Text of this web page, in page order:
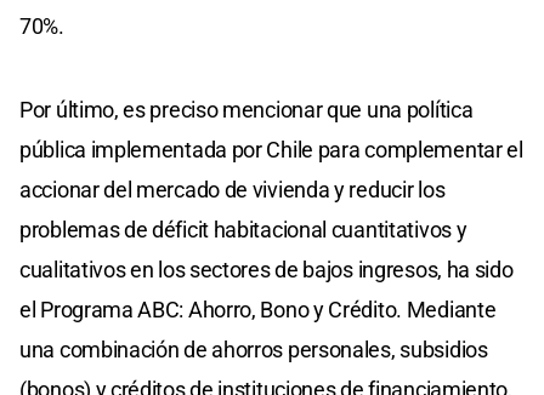
70%.
Por último, es preciso mencionar que una política
pública implementada por Chile para complementar el
accionar del mercado de vivienda y reducir los
problemas de déficit habitacional cuantitativos y
cualitativos en los sectores de bajos ingresos, ha sido
el Programa ABC: Ahorro, Bono y Crédito. Mediante
una combinación de ahorros personales, subsidios
(bonos) y créditos de instituciones de financiamiento,